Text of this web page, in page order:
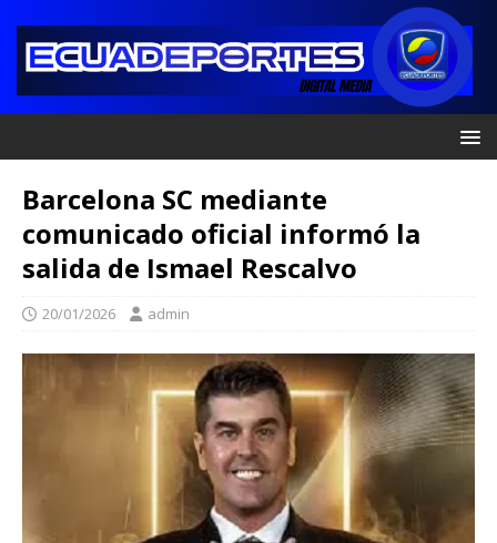
Barcelona SC mediante
comunicado oficial informó la
salida de Ismael Rescalvo
20/01/2026 admin